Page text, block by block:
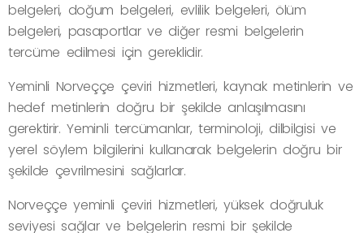
belgeleri, doğum belgeleri, evlilik belgeleri, ölüm
belgeleri, pasaportlar ve diğer resmi belgelerin
tercüme edilmesi için gereklidir.
Yeminli Norveççe çeviri hizmetleri, kaynak metinlerin ve
hedef metinlerin doğru bir şekilde anlaşılmasını
gerektirir. Yeminli tercümanlar, terminoloji, dilbilgisi ve
yerel söylem bilgilerini kullanarak belgelerin doğru bir
şekilde çevrilmesini sağlarlar.
Norveççe yeminli çeviri hizmetleri, yüksek doğruluk
seviyesi sağlar ve belgelerin resmi bir şekilde